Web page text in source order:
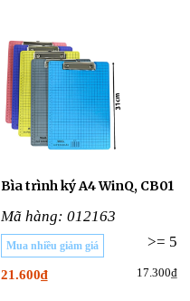
Bìa trình ký A4 WinQ, CB01
Mã hàng: 012163
>= 5
Mua nhiều giảm giá
21.600₫ 17.300₫